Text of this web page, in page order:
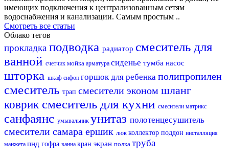
имеющих подключения к централизованным сетям
водоснабжения и канализации. Самым простым ..
Смотреть все статьи
Облако тегов
прокладка подводка радиатор смеситель для
ванной счетчик мойка арматура сиденье тумба насос
шторка шкаф сифон горшок для ребенка полипропилен
смеситель трап смесители эконом шланг
коврик смеситель для кухни смесители матрикс
санфаянс умывальник унитаз полотенцесушитель
смесители самара ершик люк коллектор поддон инсталляция
манжета пнд гофра ванна кран экран полка труба